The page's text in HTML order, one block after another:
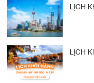
LỊCH
LỊCH